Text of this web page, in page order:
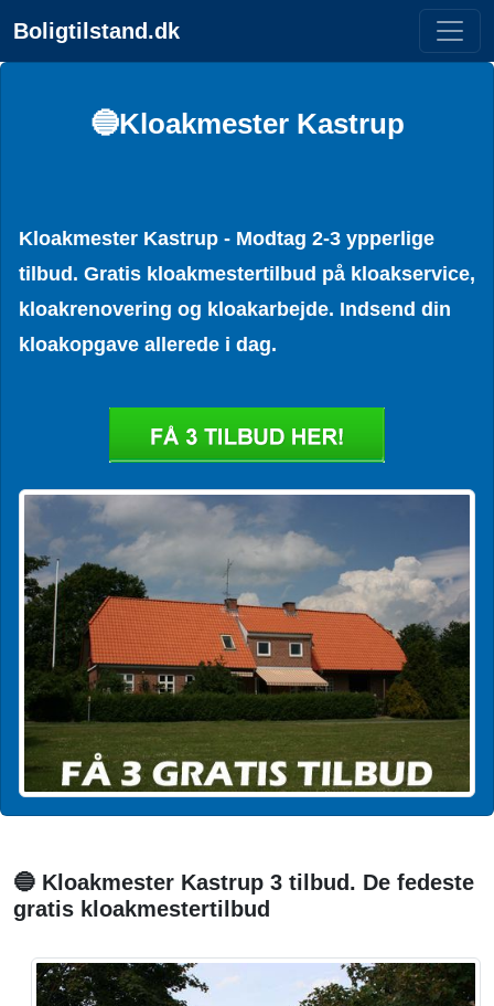
Boligtilstand.dk
🔵Kloakmester Kastrup
Kloakmester Kastrup - Modtag 2-3 ypperlige
tilbud. Gratis kloakmestertilbud på kloakservice,
kloakrenovering og kloakarbejde. Indsend din
kloakopgave allerede i dag.
🔵 Kloakmester Kastrup 3 tilbud. De fedeste
gratis kloakmestertilbud